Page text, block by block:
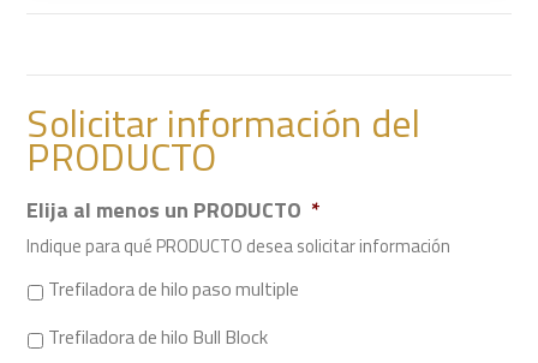
Solicitar información del
PRODUCTO
Elija al menos un PRODUCTO *
Indique para qué PRODUCTO desea solicitar información
Trefiladora de hilo paso multiple
Trefiladora de hilo Bull Block